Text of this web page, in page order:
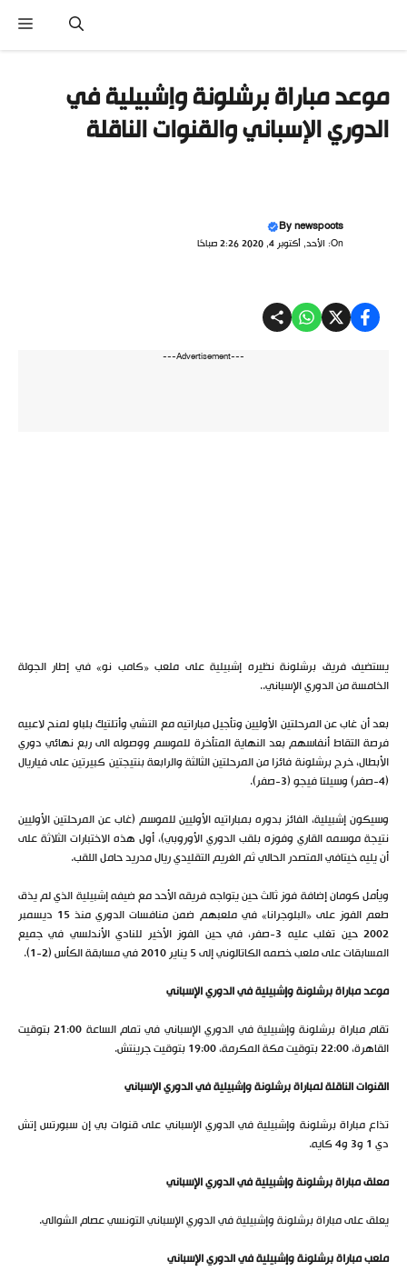
موعد مباراة برشلونة وإشبيلية في
الدوري الإسباني والقنوات الناقلة
Bynewspoots
On: الأحد, أكتوبر 4, 2020 2:26 صباحًا
---Advertisement---
يستضيف فريق برشلونة نظيره إشبيلية على ملعب «كامب نو» في إطار الجولة
الخامسة من الدوري الإسباني..
بعد أن غاب عن المرحلتين الأوليين وتأجيل مباراتيه مع التشي وأتلتيك بلباو لمنح لاعبيه
فرصة التقاط أنفاسهم بعد النهاية المتأخرة للموسم ووصوله الى ربع نهائي دوري
الأبطال، خرج برشلونة فائزا من المرحلتين الثالثة والرابعة بنتيجتين كبيرتين على فياريال
وسيكون إشبيلية، الفائز بدوره بمباراتيه الأوليين للموسم (غاب عن المرحلتين الأوليين
نتيجة موسمه القاري وفوزه بلقب الدوري الأوروبي)، أول هذه الاختبارات الثلاثة على
أن يليه خيتافي المتصدر الحالي ثم الغريم التقليدي ريال مدريد حامل اللقب.
ويأمل كومان إضافة فوز ثالث حين يتواجه فريقه الأحد مع ضيفه إشبيلية الذي لم يذق
طعم الفوز على «البلوجرانا» في ملعبهم ضمن منافسات الدوري منذ 15 ديسمبر
2002 حين تغلب عليه 3-صفر، في حين الفوز الأخير للنادي الأندلسي في جميع
المسابقات على ملعب خصمه الكاتالوني إلى 5 يناير 2010 في مسابقة الكأس (2-1).
موعد مباراة برشلونة وإشبيلية في الدوري الإسباني
تقام مباراة برشلونة وإشبيلية في الدوري الإسباني في تمام الساعة 21:00 بتوقيت
القاهرة، 22:00 بتوقيت مكة المكرمة، 19:00 بتوقيت جرينتش.
القنوات الناقلة لمباراة برشلونة وإشبيلية في الدوري الإسباني
تذاع مباراة برشلونة وإشبيلية في الدوري الإسباني على قنوات بي إن سبورتس إتش
دي 1 و3 و4 كايه.
معلق مباراة برشلونة وإشبيلية في الدوري الإسباني
يعلق على مباراة برشلونة وإشبيلية في الدوري الإسباني التونسي عصام الشوالي.
ملعب مباراة برشلونة وإشبيلية في الدوري الإسباني